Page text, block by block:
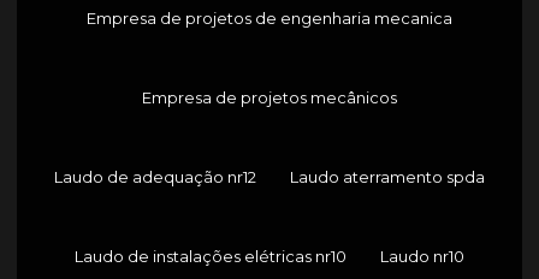
Empresa de projetos de engenharia mecanica
Empresa de projetos mecânicos
Laudo de adequação nr12 Laudo aterramento spda
Laudo de instalações elétricas nr10 Laudo nr10